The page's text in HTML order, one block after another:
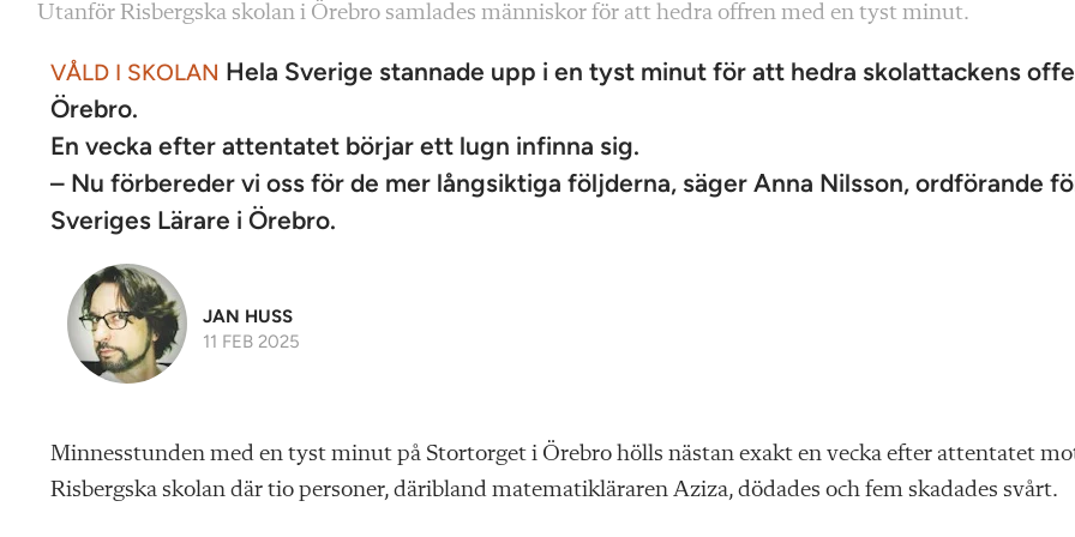
Utanför Risbergska skolan i Örebro samlades människor för att hedra offren med en tyst minut.
VÅLD I SKOLAN Hela Sverige stannade upp i en tyst minut för att hedra skolattackens
Örebro.
En vecka efter attentatet börjar ett lugn infinna sig.
– Nu förbereder vi oss för de mer långsiktiga följderna, säger Anna Nilsson, ordförande
Sveriges Lärare i Örebro.
JAN HUSS
11 FEB 2025
Minnesstunden med en tyst minut på Stortorget i Örebro hölls nästan exakt en vecka efter attentatet
Risbergska skolan där tio personer, däribland matematikläraren Aziza, dödades och fem skadades svårt.